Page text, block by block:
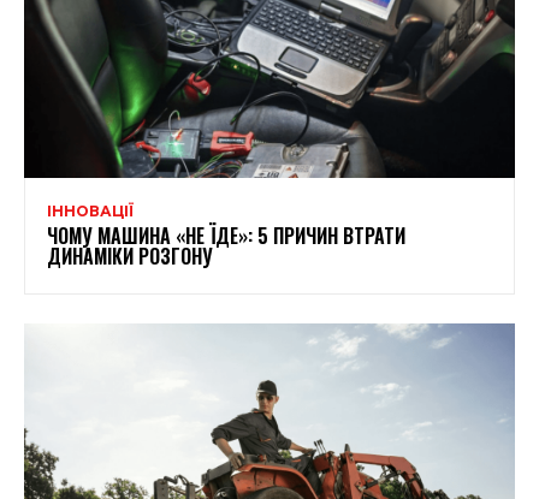
ІННОВАЦІЇ
ЧОМУ МАШИНА «НЕ ЇДЕ»: 5 ПРИЧИН ВТРАТИ
ДИНАМІКИ РОЗГОНУ